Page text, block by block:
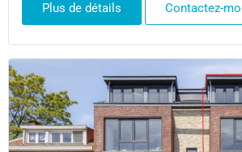
Plus de détails Contactez-